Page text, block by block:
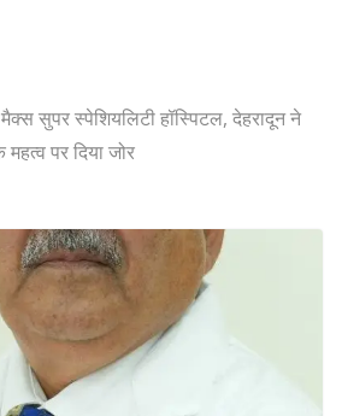
सुपर स्पेशियलिटी हॉस्पिटल, देहरादून ने
पर दिया जोर